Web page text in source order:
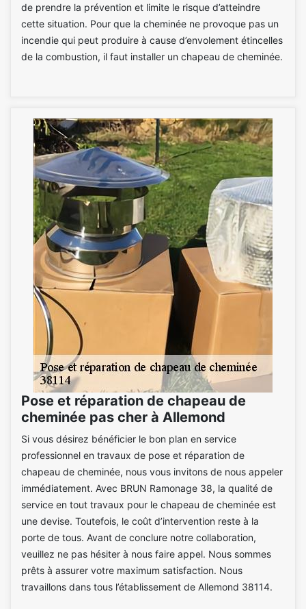
de prendre la prévention et limite le risque d’atteindre
cette situation. Pour que la cheminée ne provoque pas un
incendie qui peut produire à cause d’envolement étincelles
de la combustion, il faut installer un chapeau de cheminée.
Pose et réparation de chapeau de
cheminée pas cher à Allemond
Si vous désirez bénéficier le bon plan en service
professionnel en travaux de pose et réparation de
chapeau de cheminée, nous vous invitons de nous appeler
immédiatement. Avec BRUN Ramonage 38, la qualité de
service en tout travaux pour le chapeau de cheminée est
une devise. Toutefois, le coût d’intervention reste à la
porte de tous. Avant de conclure notre collaboration,
veuillez ne pas hésiter à nous faire appel. Nous sommes
prêts à assurer votre maximum satisfaction. Nous
travaillons dans tous l’établissement de Allemond 38114.